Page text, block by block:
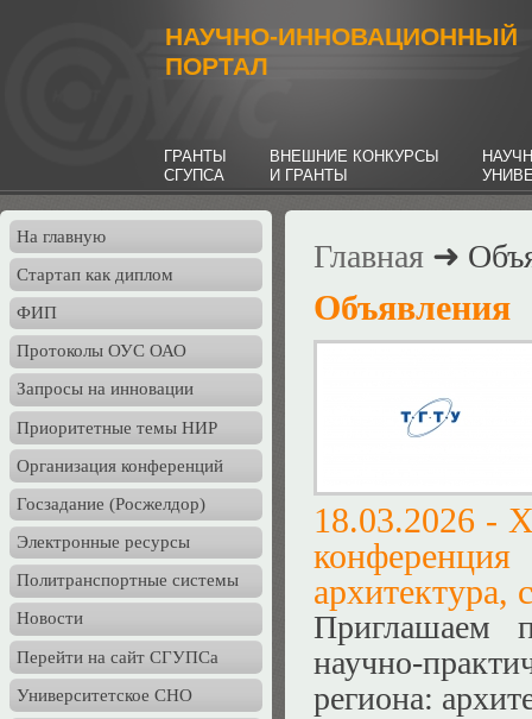
НАУЧНО-ИННОВАЦИОННЫЙ
ПОРТАЛ
ГРАНТЫ
СГУПСА
ВНЕШНИЕ КОНКУРСЫ
И ГРАНТЫ
На главную
Стартап как диплом
ФИП
Протоколы ОУС ОАО
Запросы на инновации
Приоритетные темы НИР
Организация конференций
Госзадание (Росжелдор)
Электронные ресурсы
Политранспортные системы
Новости
Перейти на сайт СГУПСа
Университетское СНО
Главная ➜
Объявления
18.03.2026 -
архитектура,
Приглашаем
научно-
региона: